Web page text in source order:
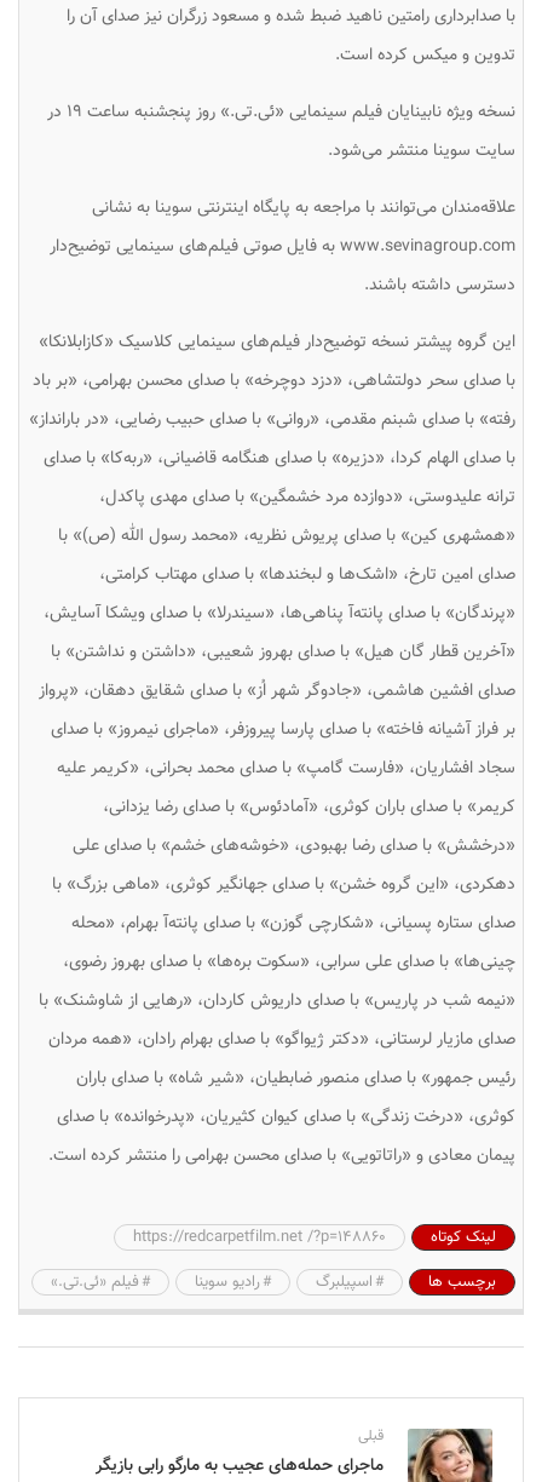
با صدابرداری رامتین ناهید ضبط شده و مسعود زرگران نیز صدای آن را
تدوین و میکس کرده است.
نسخه ویژه نابینایان فیلم سینمایی «ئی.تی.» روز پنجشنبه ساعت ۱۹ در
سایت سوینا منتشر می‌شود.
علاقه‌مندان می‌توانند با مراجعه به پایگاه اینترنتی سوینا به نشانی
www.sevinagroup.com به فایل صوتی فیلم‌های سینمایی توضیح‌دار
دسترسی داشته باشند.
این گروه پیشتر نسخه توضیح‌دار فیلم‌های سینمایی کلاسیک «کازابلانکا»
با صدای سحر دولتشاهی، «دزد دوچرخه» با صدای محسن بهرامی، «بر باد
رفته» با صدای شبنم مقدمی، «روانی» با صدای حبیب رضایی، «در بارانداز»
با صدای الهام کردا، «دزیره» با صدای هنگامه قاضیانی، «ربه‌کا» با صدای
ترانه علیدوستی، «دوازده مرد خشمگین» با صدای مهدی پاکدل،
«همشهری کین» با صدای پریوش نظریه، «محمد رسول الله (ص)» با
صدای امین تارخ، «اشک‌ها و لبخندها» با صدای مهتاب کرامتی،
«پرندگان» با صدای پانته‌آ پناهی‌ها، «سیندرلا» با صدای ویشکا آسایش،
«آخرین قطار گان هیل» با صدای بهروز شعیبی، «داشتن و نداشتن» با
صدای افشین هاشمی، «جادوگر شهر اُز» با صدای شقایق دهقان، «پرواز
بر فراز آشیانه فاخته» با صدای پارسا پیروزفر، «ماجرای نیمروز» با صدای
سجاد افشاریان، «فارست گامپ» با صدای محمد بحرانی، «کریمر علیه
کریمر» با صدای باران کوثری، «آمادئوس» با صدای رضا یزدانی،
«درخشش» با صدای رضا بهبودی، «خوشه‌های خشم» با صدای علی
دهکردی، «این گروه خشن» با صدای جهانگیر کوثری، «ماهی بزرگ» با
صدای ستاره پسیانی، «شکارچی گوزن» با صدای پانته‌آ بهرام، «محله
چینی‌ها» با صدای علی سرابی، «سکوت بره‌ها» با صدای بهروز رضوی،
«نیمه شب در پاریس» با صدای داریوش کاردان، «رهایی از شاوشنک» با
صدای مازیار لرستانی، «دکتر ژیواگو» با صدای بهرام رادان، «همه مردان
رئیس جمهور» با صدای منصور ضابطیان، «شیر شاه» با صدای باران
کوثری، «درخت زندگی» با صدای کیوان کثیریان، «پدرخوانده» با صدای
پیمان معادی و «راتاتویی» با صدای محسن بهرامی را منتشر کرده است.
لینک کوتاه
https://redcarpetfilm.net /?p=148860
برچسب ها
اسپیلبرگ رادیو سوینا فیلم «ئی.تی.»
قبلی
ماجرای حمله‌های عجیب به مارگو رابی بازیگر